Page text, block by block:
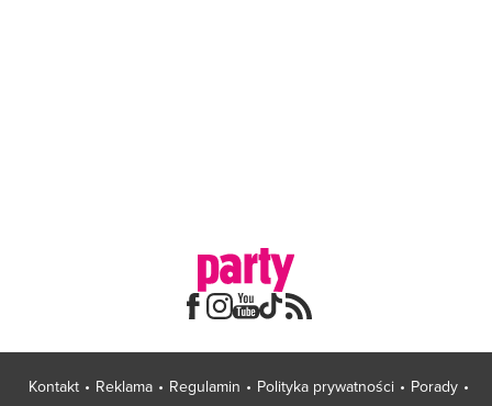
Kontakt Reklama Regulamin Polityka prywatności
Porady